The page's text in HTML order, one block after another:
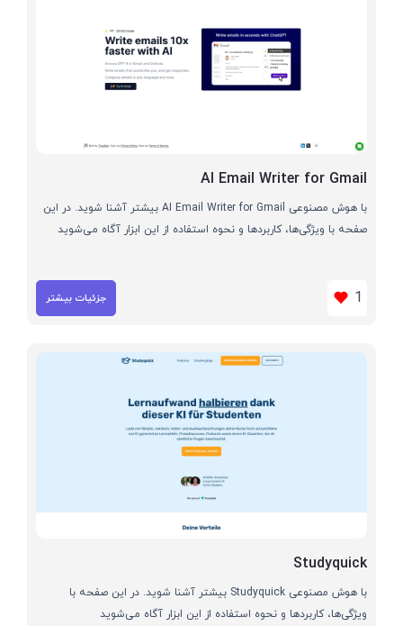
AI Email Writer for Gmail
با هوش مصنوعی AI Email Writer for Gmail بیشتر آشنا شوید. در این
صفحه با ویژگی‌ها، کاربردها و نحوه استفاده از این ابزار آگاه می‌شوید
1 جزئیات بیشتر
Studyquick
با هوش مصنوعی Studyquick بیشتر آشنا شوید. در این صفحه با
ویژگی‌ها، کاربردها و نحوه استفاده از این ابزار آگاه می‌شوید